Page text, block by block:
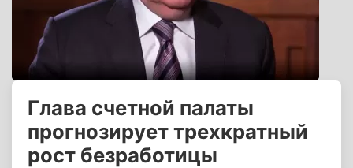
Глава счетной палаты
прогнозирует трехкратный
рост безработицы